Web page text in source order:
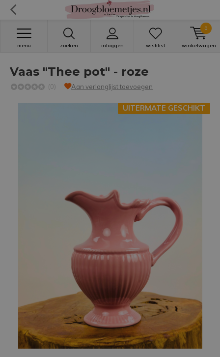
zoeken inloggen
menu wishlist winkelwagen
0
Vaas "Thee pot" - roze
(0) Aan verlanglijst toevoegen
UITERMATE GESCHIKT